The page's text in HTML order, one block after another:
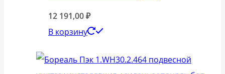
12 191,00₽
В корзину